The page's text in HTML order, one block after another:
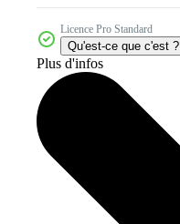
Licence Pro Standard
Qu'est-ce que c'est ?
Plus d'infos